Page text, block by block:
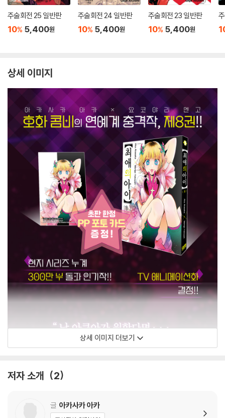
주술회전 25 일반판
10% 5,400원
주술회전 24 일반판
10% 5,400원
주술회전 23 일반판
10% 5,400원
상세 이미지
상세 이미지 더보기
저자 소개 2
글 아카사카 아카